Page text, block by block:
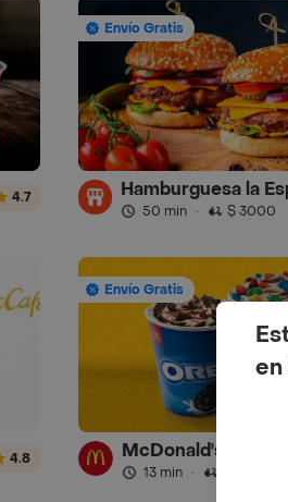
4.7
Envío Gratis
50 min · $ 3000
4.8
Envío Gratis
McDonald's Postres
13 min ·
en